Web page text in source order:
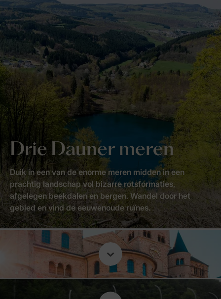
Drie Dauner meren
Duik in een van de enorme meren midden in een
prachtig landschap vol bizarre rotsformaties,
afgelegen beekdalen en bergen. Wandel door het
gebied en vind de eeuwenoude ruïnes.